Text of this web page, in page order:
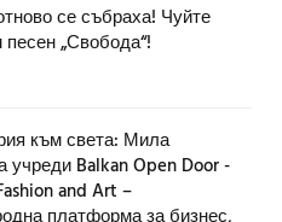
се събраха! Чуйте
„Свобода“!
към света: Мила
учреди Balkan Open Door -
and Art –